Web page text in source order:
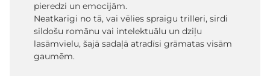
pieredzi un emocijām.
Neatkarīgi no tā, vai vēlies spraigu trilleri, sirdi
sildošu romānu vai intelektuālu un dziļu
lasāmvielu, šajā sadaļā atradīsi grāmatas visām
gaumēm.